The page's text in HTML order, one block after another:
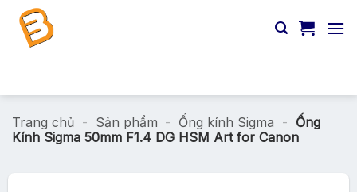
Chuyển
đến
Trang chủ - Sản phẩm - Ống kính Sigma - Ống
Kính Sigma 50mm F1.4 DG HSM Art for Canon